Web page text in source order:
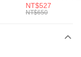
襪
BA5871010
NT$527
NT$650